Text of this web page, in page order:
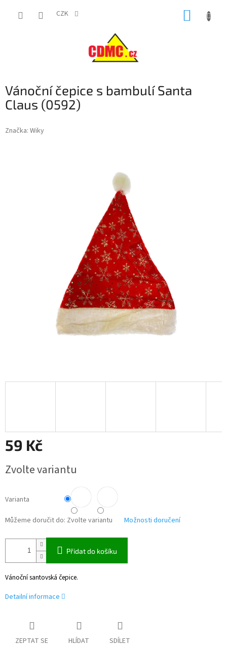
CZK
Vánoční čepice s bambulí Santa
Claus (0592)
Značka: Wiky
59 Kč
cena:
Zvolte variantu
Varianta
Můžeme doručit do: Zvolte variantu Možnosti doručení
Přidat do košíku
Vánoční santovská čepice.
Detailní informace
ZEPTAT SE HLÍDAT SDÍLET